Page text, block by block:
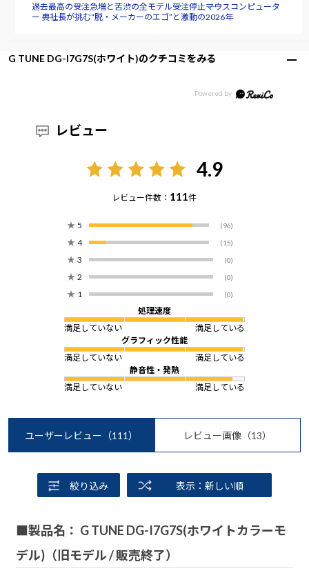
過去最高の受注急増と苦渋の全モデル受注停止――マウスコンピュータ
ー 軣社長が挑む“脱・メーカーのエゴ”と激動の2026年
G TUNE DG-I7G7S(ホワイト)のクチコミをみる
レビュー
4.9
レビュー件数： 111件
★ 5 (96)
★ 4 (15)
★ 3 (0)
★ 2 (0)
★ 1 (0)
処理速度
満足していない
満足している
グラフィック性能
満足していない
満足している
静音性・発熱
満足していない
満足している
ユーザーレビュー （111） レビュー画像 （13）
絞り込み 表示：新しい順
■製品名： G TUNE DG-I7G7S(ホワイトカラーモ
デル)（旧モデル / 販売終了）